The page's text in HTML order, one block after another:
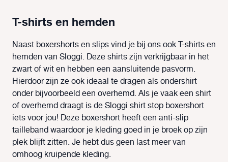
T-shirts en hemden
Naast boxershorts en slips vind je bij ons ook T-shirts en
hemden van Sloggi. Deze shirts zijn verkrijgbaar in het
zwart of wit en hebben een aansluitende pasvorm.
Hierdoor zijn ze ook ideaal te dragen als ondershirt
onder bijvoorbeeld een overhemd. Als je vaak een shirt
of overhemd draagt is de Sloggi shirt stop boxershort
iets voor jou! Deze boxershort heeft een anti-slip
tailleband waardoor je kleding goed in je broek op zijn
plek blijft zitten. Je hebt dus geen last meer van
omhoog kruipende kleding.